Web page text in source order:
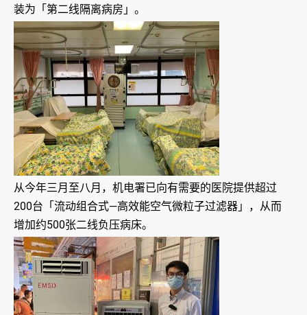
装为「第二线隔离病房」。
从今年三月至八月，机电署已向有需要的医院提供超过
200台「流动组合式—高效能空气微粒子过滤器」，从而
增加约500张二线负压病床。